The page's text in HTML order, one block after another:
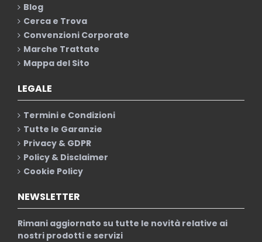
Blog
Cerca e Trova
Convenzioni Corporate
Marche Trattate
Mappa del Sito
LEGALE
Termini e Condizioni
Tutte le Garanzie
Privacy & GDPR
Policy & Disclaimer
Cookie Policy
NEWSLETTER
Rimani aggiornato su tutte le novità relative ai
nostri prodotti e servizi